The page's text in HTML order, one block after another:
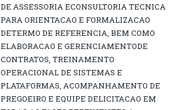
DE ASSESSORIA ECONSULTORIA TECNICA
PARA ORIENTACAO E FORMALIZACAO
DETERMO DE REFERENCIA, BEM COMO
ELABORACAO E GERENCIAMENTODE
CONTRATOS, TREINAMENTO
OPERACIONAL DE SISTEMAS E
PLATAFORMAS, ACOMPANHAMENTO DE
PREGOEIRO E EQUIPE DELICITACAO EM